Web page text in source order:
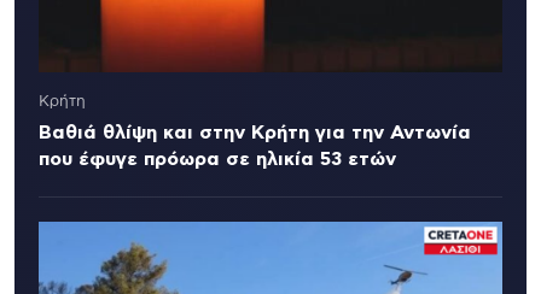
Κρήτη
Βαθιά θλίψη και στην Κρήτη για την Αντωνία
που έφυγε πρόωρα σε ηλικία 53 ετών